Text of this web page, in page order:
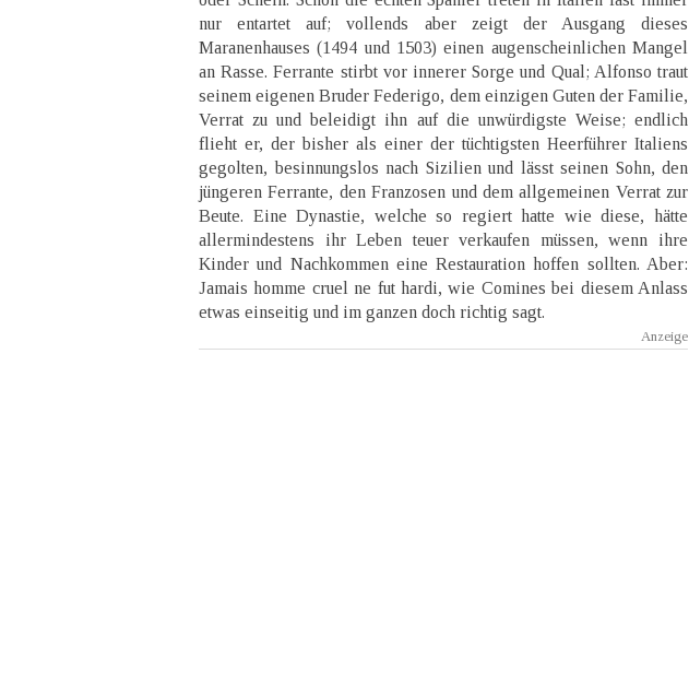
nur entartet auf; vollends aber zeigt der Ausgang dieses
Maranenhauses (1494 und 1503) einen augenscheinlichen Mangel
an Rasse. Ferrante stirbt vor innerer Sorge und Qual; Alfonso traut
seinem eigenen Bruder Federigo, dem einzigen Guten der Familie,
Verrat zu und beleidigt ihn auf die unwürdigste Weise; endlich
flieht er, der bisher als einer der tüchtigsten Heerführer Italiens
gegolten, besinnungslos nach Sizilien und lässt seinen Sohn, den
jüngeren Ferrante, den Franzosen und dem allgemeinen Verrat zur
Beute. Eine Dynastie, welche so regiert hatte wie diese, hätte
allermindestens ihr Leben teuer verkaufen müssen, wenn ihre
Kinder und Nachkommen eine Restauration hoffen sollten. Aber:
Jamais homme cruel ne fut hardi, wie Comines bei diesem Anlass
etwas einseitig und im ganzen doch richtig sagt.